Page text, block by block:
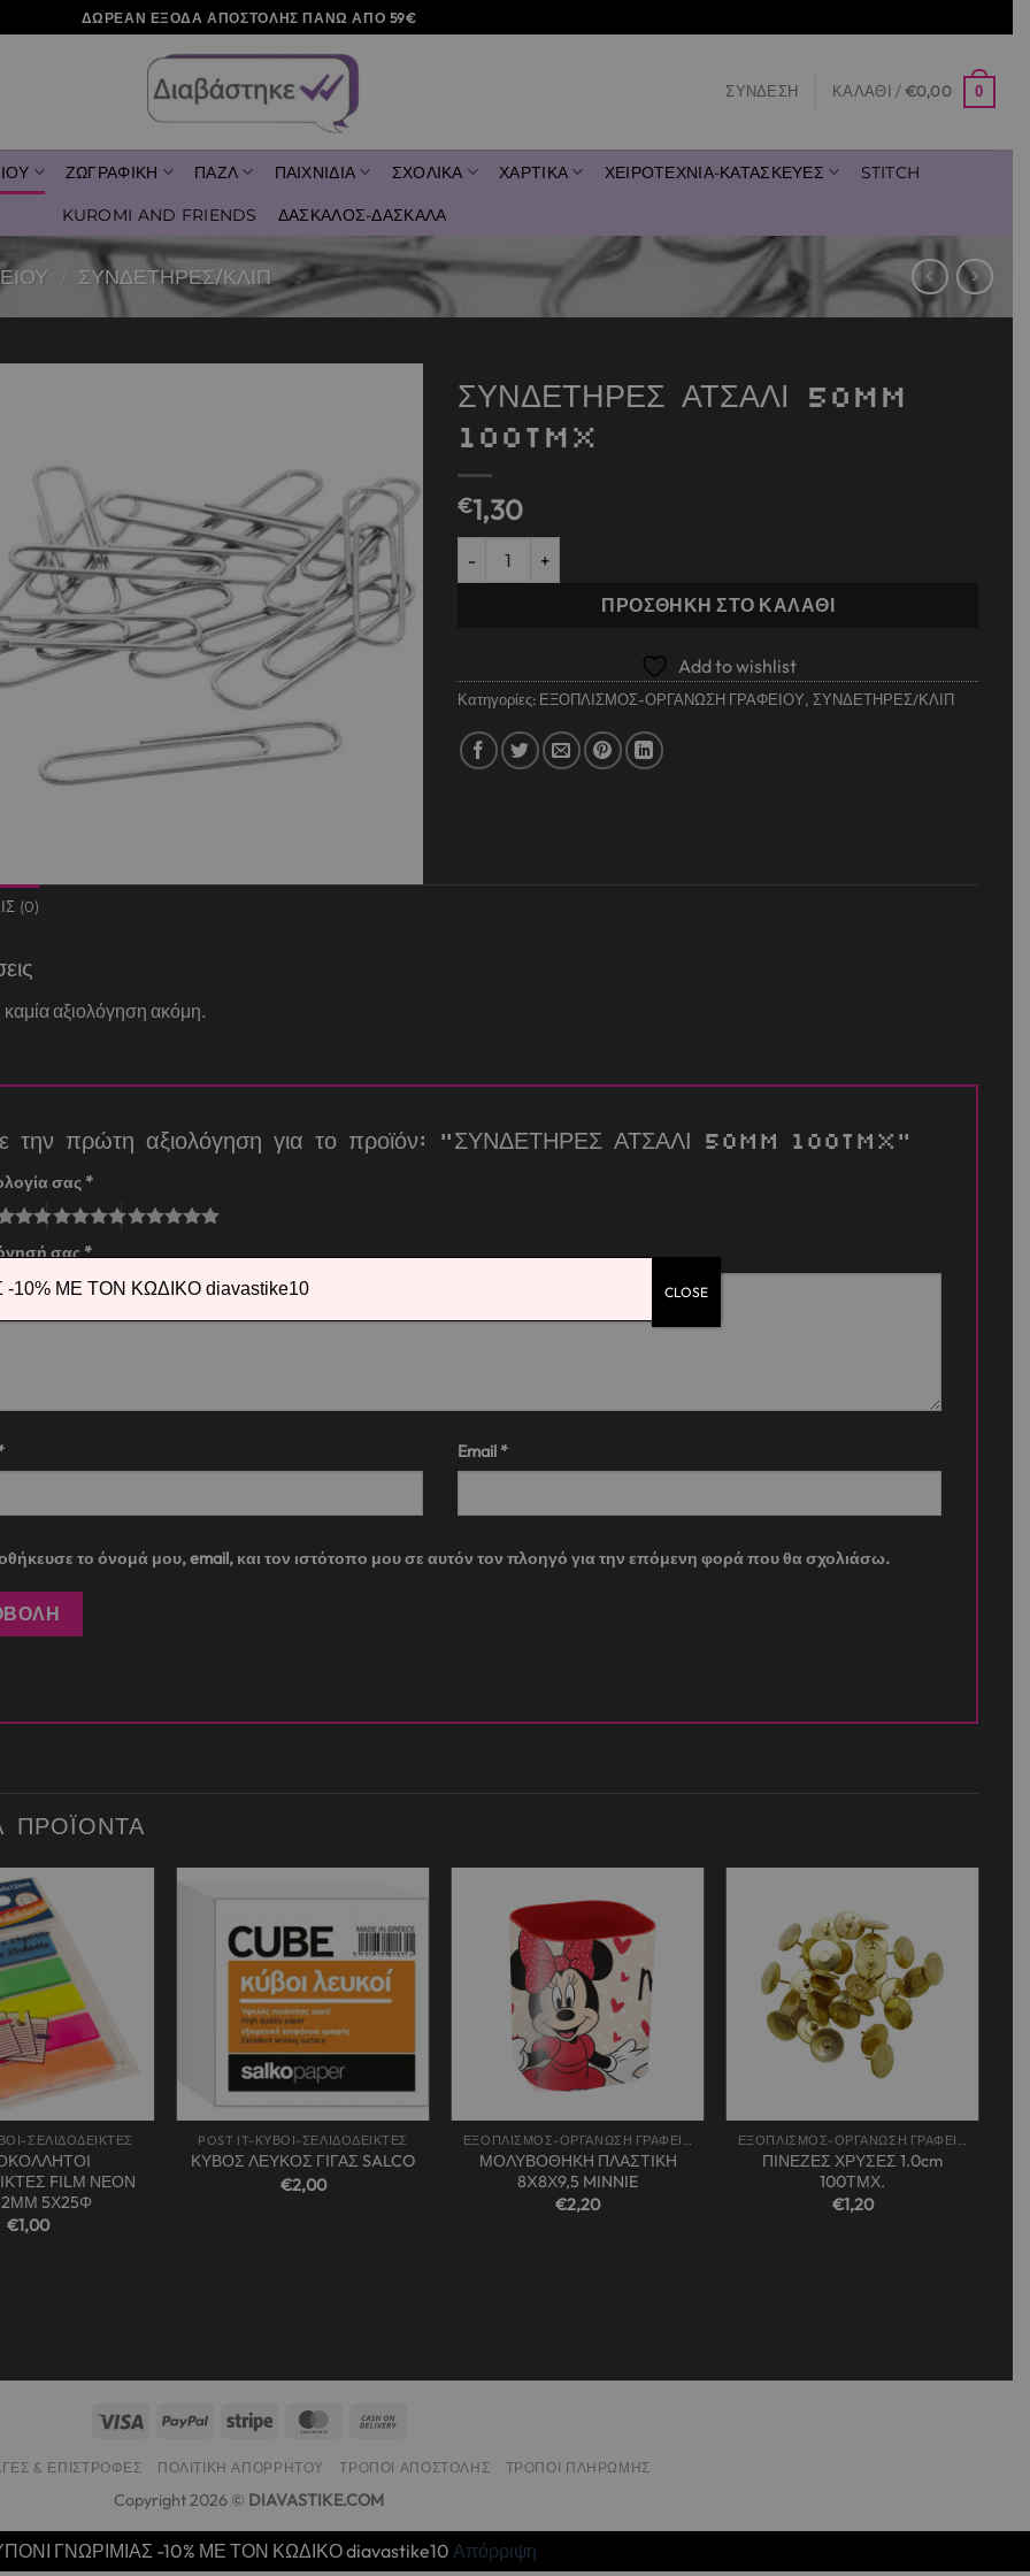
ΔΩΡΕΑΝ ΕΞΟΔΑ ΑΠΟΣΤΟΛΗΣ ΠΑΝΩ ΑΠΟ 59€
ΣΎΝΔΕΣΗ ΚΑΛΆΘΙ / €0,00 0
ΖΩΓΡΑΦΙΚΗ ΠΑΖΛ ΠΑΙΧΝΙΔΙΑ ΣΧΟΛΙΚΑ ΧΑΡΤΙΚΑ ΧΕΙΡΟΤΕΧΝΙΑ-ΚΑΤΑΣΚΕΥΕΣ STITCH
KUROMI AND FRIENDS ΔΑΣΚΑΛΟΣ-ΔΑΣΚΑΛΑ
ΣΥΝΔΕΤΗΡΕΣ/ΚΛΙΠ
ΣΥΝΔΕΤΗΡΕΣ ΑΤΣΑΛΙ 50mm
100TMX
€1,30
ΣΥΝΔΕΤΗΡΕΣ ΑΤΣΑΛΙ 50mm 100TMX ποσότητα
ΠΡΟΣΘΉΚΗ ΣΤΟ ΚΑΛΆΘΙ
Add to wishlist
Κατηγορίες: ΕΞΟΠΛΙΣΜΟΣ-ΟΡΓΑΝΩΣΗ ΓΡΑΦΕΙΟΥ, ΣΥΝΔΕΤΗΡΕΣ/ΚΛΙΠ
(0)
αξιολόγηση ακόμη.
την πρώτη αξιολόγηση για το προϊόν: “ΣΥΝΔΕΤΗΡΕΣ ΑΤΣΑΛΙ 50mm 100TMX”
σας *
σας*
Email *
το όνομά μου, email, και τον ιστότοπο μου σε αυτόν τον πλοηγό για την επόμενη φορά που θα σχολιάσω.
ΠΡΟΪΌΝΤΑ
ΣΕΛΙΔΟΔΕΙΚΤΕΣ
FΙLΜ ΝΕΟΝ
5Χ25Φ
€1,00
Add to
POST IT-ΚΥΒΟΙ-ΣΕΛΙΔΟΔΕΙΚΤΕΣ
ΚΥΒΟΣ ΛΕΥΚΟΣ ΓΙΓΑΣ SALCO
€2,00
Add to
ΜΟΛΥΒΟΘΗΚΗ ΠΛΑΣΤΙΚΗ
8X8Χ9,5 MINNIE
€2,20
ΠΙΝΕΖΕΣ ΧΡΥΣΕΣ 1.0cm
100ΤΜΧ.
€1,20
& ΕΠΙΣΤΡΟΦΈΣ ΠΟΛΙΤΙΚΉ ΑΠΟΡΡΉΤΟΥ ΤΡΌΠΟΙ ΑΠΟΣΤΟΛΉΣ ΤΡΌΠΟΙ ΠΛΗΡΩΜΉΣ
Copyright 2026 © DIAVASTIKE.COM
ΓΝΩΡΙΜΙΑΣ -10% ΜΕ ΤΟΝ ΚΩΔΙΚΟ diavastike10 Απόρριψη
10% ΜΕ ΤΟΝ ΚΩΔΙΚΟ diavastike10 CLOSE